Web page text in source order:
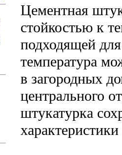
Цементная
стойкостью к
подходящей
температура
в загородных
центрального
штукатурка